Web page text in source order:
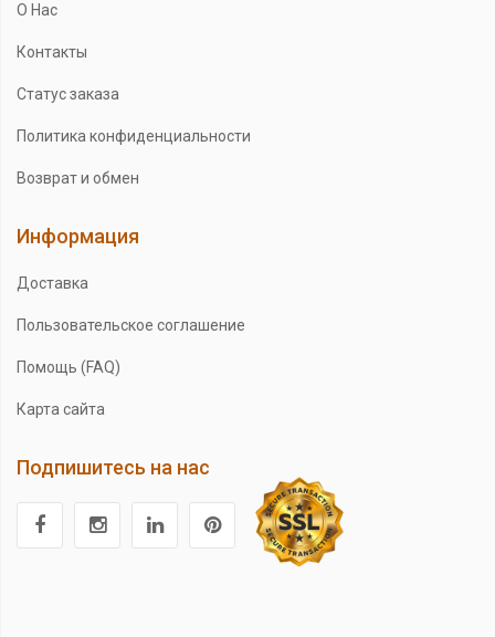
О Нас
Контакты
Статус заказа
Политика конфиденциальности
Возврат и обмен
Информация
Доставка
Пользовательское соглашение
Помощь (FAQ)
Карта сайта
Подпишитесь на нас